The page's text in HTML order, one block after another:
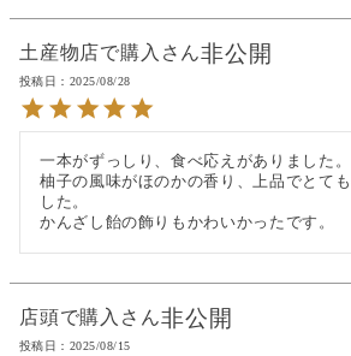
土産物店で購入 非公開
投稿日 2025/08/28
一本がずっしり、食べ応えがありました。
柚子の風味がほのかの香り、上品でとて
した。
かんざし飴の飾りもかわいかったです。
店頭で購入 非公開
投稿日 2025/08/15